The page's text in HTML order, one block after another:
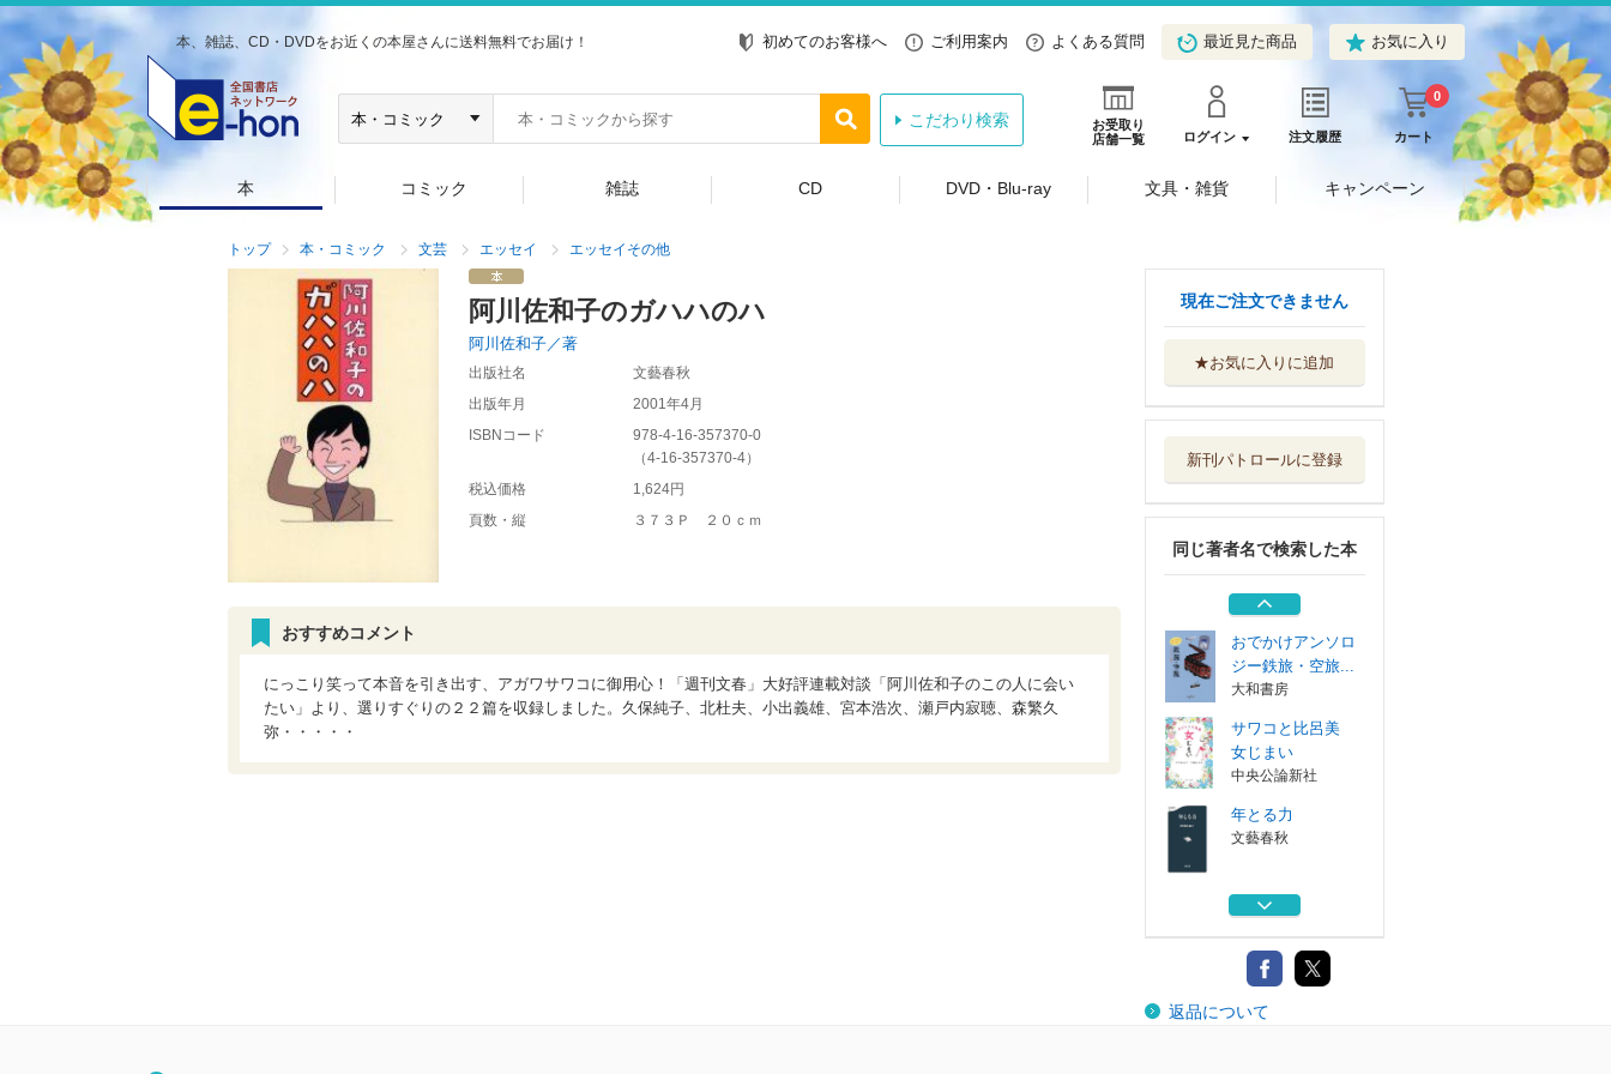
本、雑誌、CD・DVDをお近くの本屋さんに送料無料でお届け！ 初めてのお客様へ ご利用案内 よくある質問 最近見た商品 お気に入り
お受取り
店舗一覧
ログイン 注文履歴 カート
0
こだわり検索
本 コミック 雑誌 CD DVD・Blu-ray 文具・雑貨 キャンペーン
トップ 本・コミック 文芸 エッセイ エッセイその他
阿川佐和子のガハハのハ
阿川佐和子／著
出版社名
文藝春秋
出版年月
2001年4月
ISBNコード
978-4-16-357370-0
（4-16-357370-4）
税込価格
1,624円
頁数・縦
３７３Ｐ ２０ｃｍ
おすすめコメント
にっこり笑って本音を引き出す、アガワサワコに御用心！「週刊文春」大好評連載対談「阿川佐和子のこの人に会い
たい」より、選りすぐりの２２篇を収録しました。久保純子、北杜夫、小出義雄、宮本浩次、瀬戸内寂聴、森繁久
弥・・・・・
現在ご注文できません
★お気に入りに追加
新刊パトロールに登録
同じ著者名で検索した本
年とる力
文藝春秋
目覚めると、ひと
文藝春秋
おでかけアンソロ
ジーふたり旅 ...
大和書房
おでかけアンソロ
ジー鉄旅・空旅...
大和書房
サワコと比呂美
女じまい
中央公論新社
年とる力
文藝春秋
目覚めると、ひと
文藝春秋
おでかけアンソロ
ジーふたり旅 ...
返品について